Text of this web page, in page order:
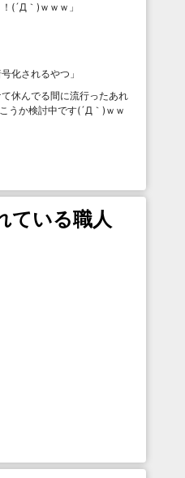
(´Д｀)ｗｗｗ 」
化されるやつ 」
休んでる間に流行ったあれ
うか検討中です(´Д｀)ｗｗ
ている職人